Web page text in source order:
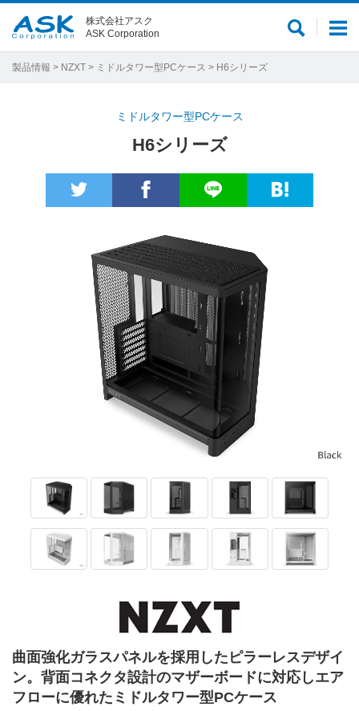
メ
サ
株式会社アスク
ASK Corporation
製品情報 > NZXT > ミドルタワー型PCケース > H6シリーズ
ミドルタワー型PCケース
H6シリーズ
曲面強化ガラスパネルを採用したピラーレスデザイ
ン。背面コネクタ設計のマザーボードに対応しエア
フローに優れたミドルタワー型PCケース